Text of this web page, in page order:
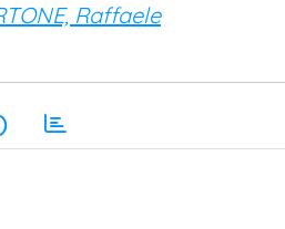
Raffaele